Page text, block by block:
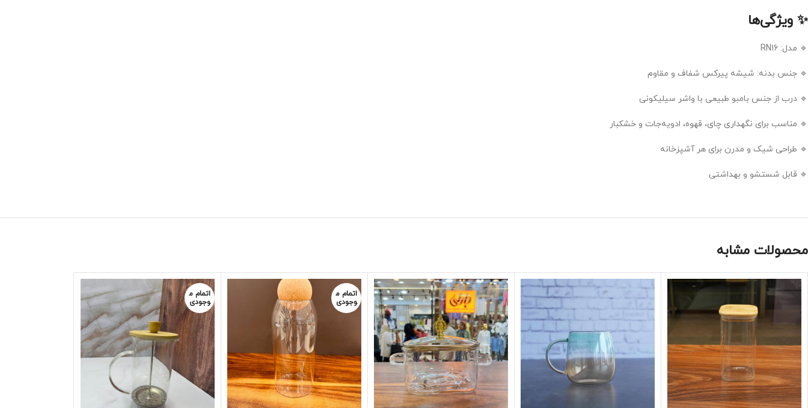
✨ ویژگی‌ها
🔹 مدل: RN16
🔹 جنس بدنه: شیشه پیرکس شفاف و مقاوم
🔹 درب از جنس بامبو طبیعی با واشر سیلیکونی
🔹 مناسب برای نگهداری چای، قهوه، ادویه‌جات و خشکبار
🔹 طراحی شیک و مدرن برای هر آشپزخانه
🔹 قابل شستشو و بهداشتی
محصولات مشابه
اتمام م
وجودی
اتمام م
وجودی